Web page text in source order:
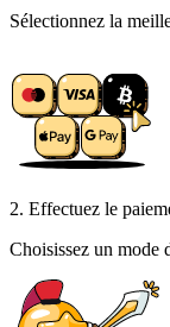
Sélectionnez la
2. Effectuez le
Choisissez un mode